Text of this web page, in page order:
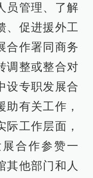
员管理、了解
、促进援外工
合作署同商务
调整或整合对
设专职发展合
有关工作，
工作层面，
合作参赞一
其他部门和人